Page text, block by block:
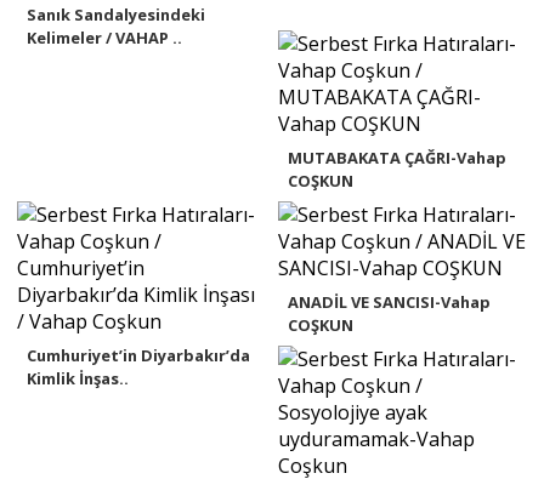
Sanık Sandalyesindeki
Kelimeler / VAHAP ..
MUTABAKATA ÇAĞRI-Vahap
COŞKUN
Cumhuriyet’in Diyarbakır’da
Kimlik İnşas..
ANADİL VE SANCISI-Vahap
COŞKUN